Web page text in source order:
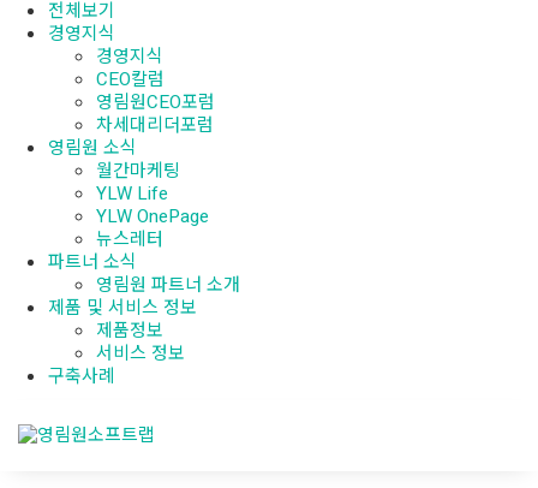
전체보기
경영지식
경영지식
CEO칼럼
영림원CEO포럼
차세대리더포럼
영림원 소식
월간마케팅
YLW Life
YLW OnePage
뉴스레터
파트너 소식
영림원 파트너 소개
제품 및 서비스 정보
제품정보
서비스 정보
구축사례